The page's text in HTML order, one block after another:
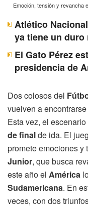
Emoción, tensión y revancha
Atlético
ya tiene un
El Gato Pérez
presidencia de
Dos colosos del
vuelven a
Esta vez, el
de finalde ida. El
promete emociones y
Junior, que busca
este año el América
Sudamericana. En
veces, con dos